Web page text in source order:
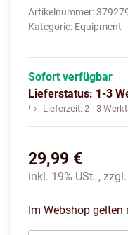
Artikelnummer:
Kategorie: Equipment
Sofort verfügbar
Lieferstatus: 1-3
Lieferzeit: 2 - 3
29,99 €
inkl. 19% USt. , zzgl.
Im Webshop gelten